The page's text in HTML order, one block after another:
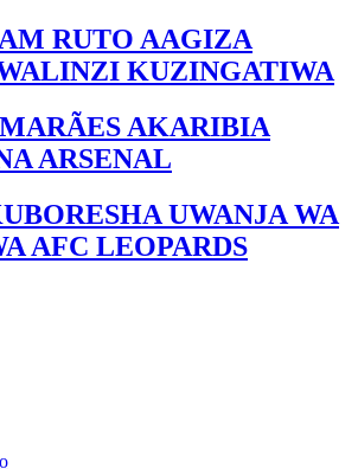
RUTO AAGIZA
KUZINGATIWA
AKARIBIA
ARSENAL
UWANJA WA
AFC LEOPARDS